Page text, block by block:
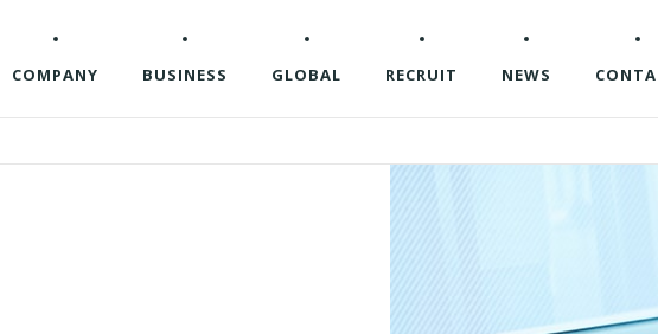
COMPANY BUSINESS GLOBAL RECRUIT NEWS